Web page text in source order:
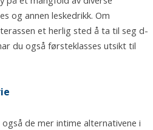
og annen leskedrikk. Om
et herlig sted å ta til seg d-
du også førsteklasses utsikt til
også de mer intime alternativene i